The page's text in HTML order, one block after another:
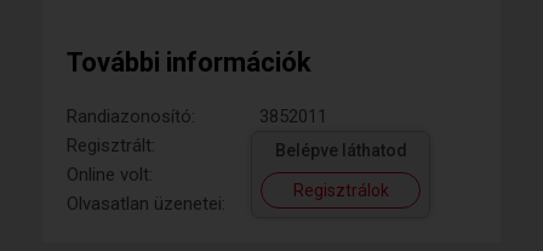
További információk
Randiazonosító:
3852011
Regisztrált:
Online volt:
Olvasatlan üzenetei:
Belépve láthatod
Regisztrálok